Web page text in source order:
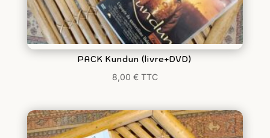
PACK Kundun (livre+DVD)
8,00 € TTC